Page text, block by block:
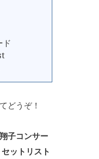
ド
どうぞ！
子コンサー
ットリスト